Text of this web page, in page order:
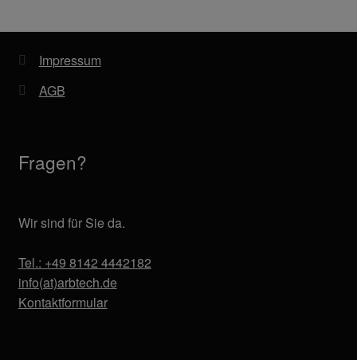
Impressum
AGB
Fragen?
Wir sind für Sie da.
Tel.: +49 8142 4442182
info(at)arbtech.de
Kontaktformular